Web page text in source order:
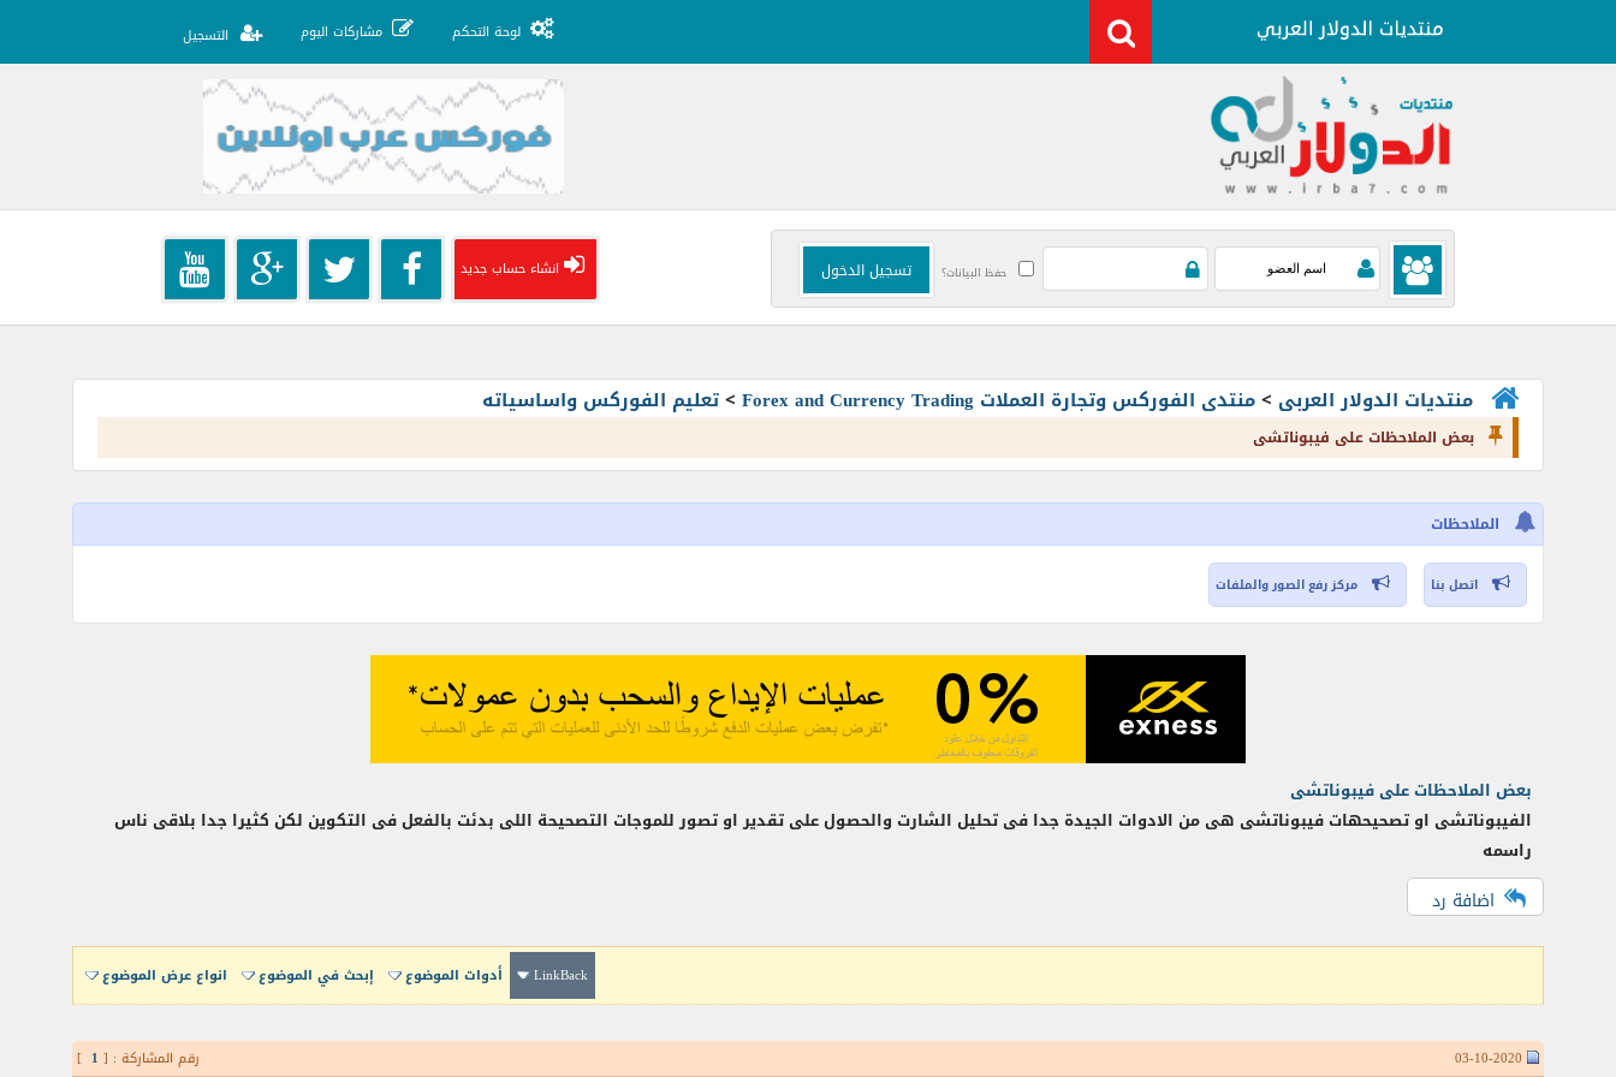
لوحة التحكم مشاركات اليوم التسجيل
حفظ البيانات؟ انشاء حساب جديد
منتديات الدولار العربى >منتدى الفوركس وتجارة العملات Forex and Currency Trading >تعليم الفوركس واساسياته
بعض الملاحظات على فيبوناتشى
الملاحظات
اتصل بنا مركز رفع الصور والملفات
بعض الملاحظات على فيبوناتشى
الفيبوناتشى او تصحيحهات فيبوناتشى هى من الادوات الجيدة جدا فى تحليل الشارت والحصول على تقدير او تصور للموجات التصحيحة اللى بدئت بالفعل فى التكوين لكن كثيرا جدا بلاقى ناس
راسمه
اضافة رد
LinkBack أدوات الموضوع إبحث في الموضوع انواع عرض الموضوع
رقم المشاركة : [ 1
]